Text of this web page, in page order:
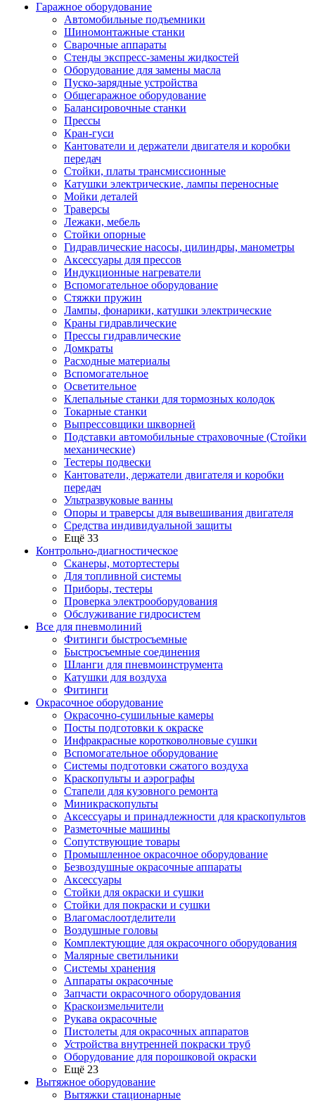
Гаражное оборудование
Автомобильные подъемники
Шиномонтажные станки
Сварочные аппараты
Стенды экспресс-замены жидкостей
Оборудование для замены масла
Пуско-зарядные устройства
Общегаражное оборудование
Балансировочные станки
Прессы
Кран-гуси
Кантователи и держатели двигателя и коробки
передач
Стойки, платы трансмиссионные
Катушки электрические, лампы переносные
Мойки деталей
Траверсы
Лежаки, мебель
Стойки опорные
Гидравлические насосы, цилиндры, манометры
Аксессуары для прессов
Индукционные нагреватели
Вспомогательное оборудование
Стяжки пружин
Лампы, фонарики, катушки электрические
Краны гидравлические
Прессы гидравлические
Домкраты
Расходные материалы
Вспомогательное
Осветительное
Клепальные станки для тормозных колодок
Токарные станки
Выпрессовщики шкворней
Подставки автомобильные страховочные (Стойки
механические)
Тестеры подвески
Кантователи, держатели двигателя и коробки
передач
Ультразвуковые ванны
Опоры и траверсы для вывешивания двигателя
Средства индивидуальной защиты
Ещё 33
Контрольно-диагностическое
Сканеры, мотортестеры
Для топливной системы
Приборы, тестеры
Проверка электрооборудования
Обслуживание гидросистем
Все для пневмолиний
Фитинги быстросъемные
Быстросъемные соединения
Шланги для пневмоинструмента
Катушки для воздуха
Фитинги
Окрасочное оборудование
Окрасочно-сушильные камеры
Посты подготовки к окраске
Инфракрасные коротковолновые сушки
Вспомогательное оборудование
Системы подготовки сжатого воздуха
Краскопульты и аэрографы
Стапели для кузовного ремонта
Миникраскопульты
Аксессуары и принадлежности для краскопультов
Разметочные машины
Сопутствующие товары
Промышленное окрасочное оборудование
Безвоздушные окрасочные аппараты
Аксессуары
Стойки для окраски и сушки
Стойки для покраски и сушки
Влагомаслоотделители
Воздушные головы
Комплектующие для окрасочного оборудования
Малярные светильники
Системы хранения
Аппараты окрасочные
Запчасти окрасочного оборудования
Краскоизмельчители
Рукава окрасочные
Пистолеты для окрасочных аппаратов
Устройства внутренней покраски труб
Оборудование для порошковой окраски
Ещё 23
Вытяжное оборудование
Вытяжки стационарные